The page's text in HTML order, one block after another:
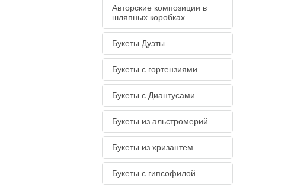
Авторские композиции в
шляпных коробках
Букеты Дуэты
Букеты с гортензиями
Букеты с Диантусами
Букеты из альстромерий
Букеты из хризантем
Букеты с гипсофилой